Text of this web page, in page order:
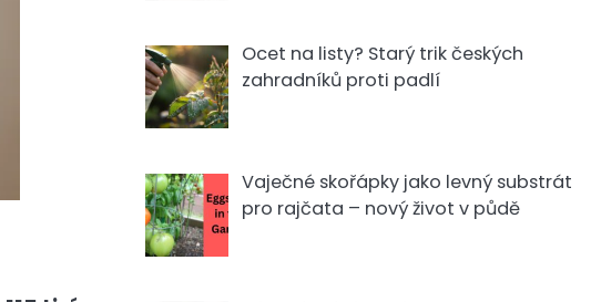
Ocet na listy? Starý trik českých
zahradníků proti padlí
Vaječné skořápky jako levný substrát
pro rajčata – nový život v půdě